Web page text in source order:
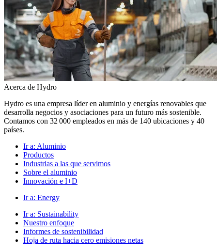
Acerca de Hydro
Hydro es una empresa líder en aluminio y energías renovables que
desarrolla negocios y asociaciones para un futuro más sostenible.
Contamos con 32 000 empleados en más de 140 ubicaciones y 40
países.
Ir a: Aluminio
Productos
Industrias a las que servimos
Sobre el aluminio
Innovación e I+D
Ir a: Energy
Ir a: Sustainability
Nuestro enfoque
Informes de sostenibilidad
Hoja de ruta hacia cero emisiones netas